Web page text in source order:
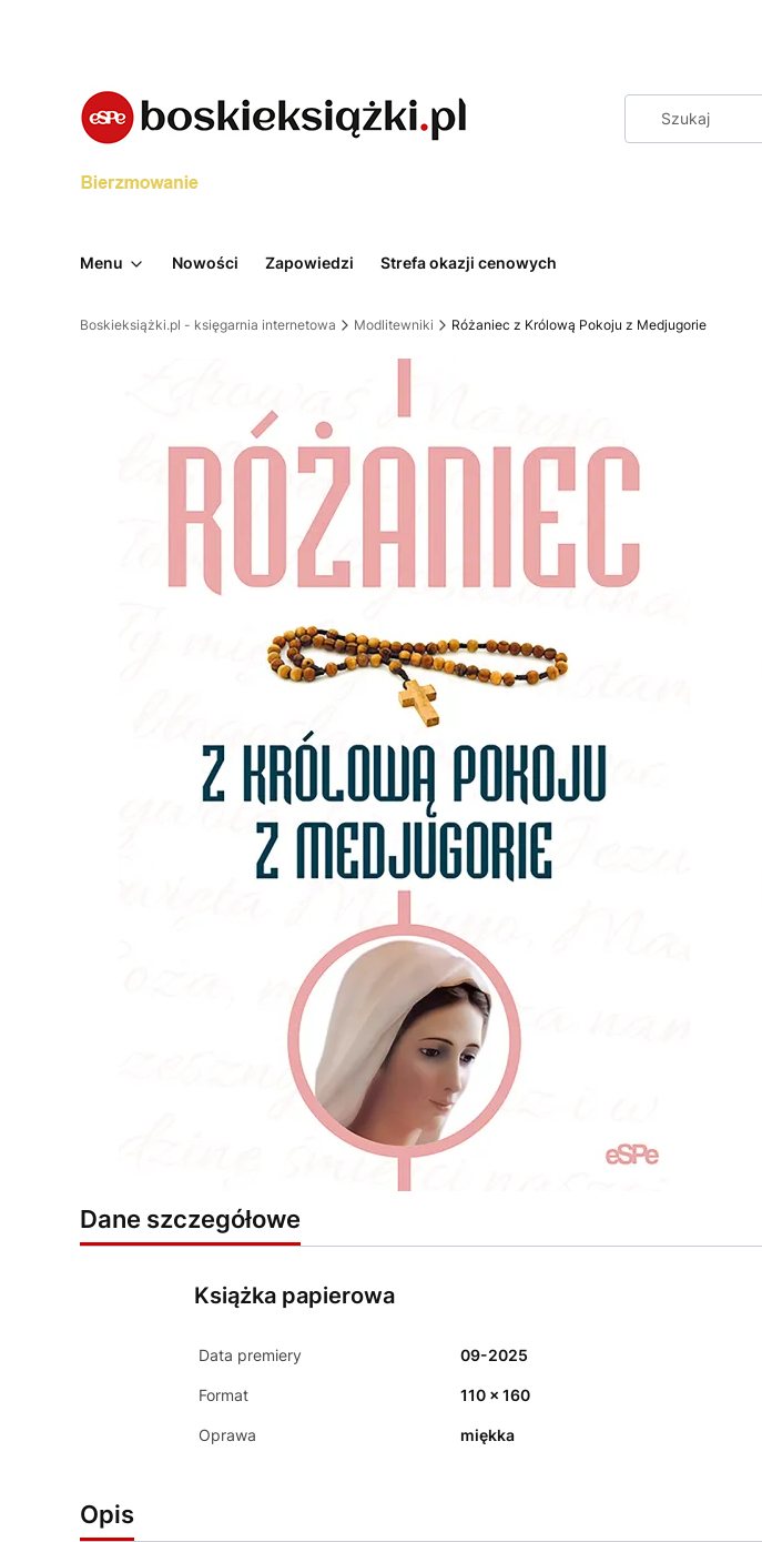
Menu Nowości Zapowiedzi Strefa okazji cenowych
Boskieksiążki.pl - księgarnia internetowa Modlitewniki Różaniec z Królową Pokoju z Medjugorie
Dane szczegółowe
Książka papierowa
Data premiery 09-2025
Format 110 x 160
Oprawa miękka
Opis